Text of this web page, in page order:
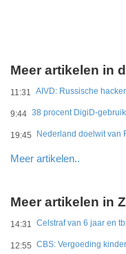
Meer artikelen in
11:31
9:44 38 procent DigiD-
19:45 Nederland doelwit van
Meer artikelen..
Meer artikelen in
14:31
12:55 CBS: Vergoeding